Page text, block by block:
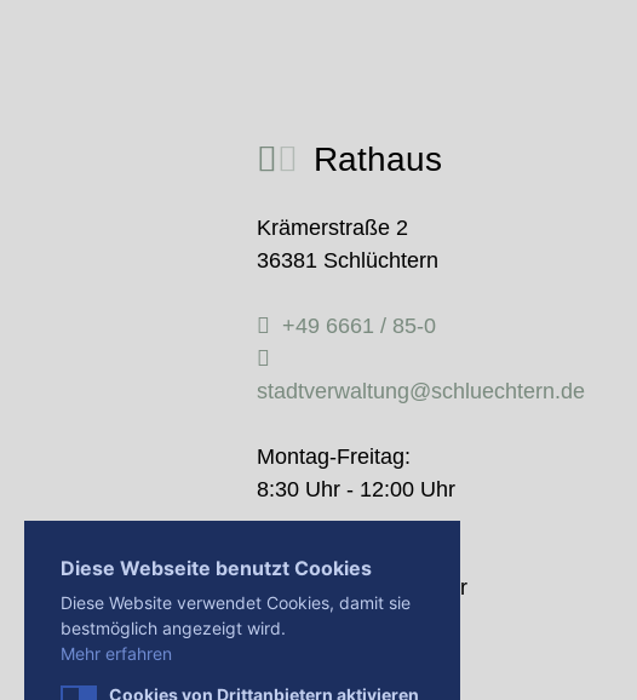
Rathaus
Krämerstraße 2
36381 Schlüchtern
+49 6661 / 85-0
stadtverwaltung@schluechtern.de
Montag-Freitag:
8:30 Uhr - 12:00 Uhr
Donnerstag:
14:00 Uhr - 18:00 Uhr
Diese Webseite benutzt Cookies
Diese Website verwendet Cookies, damit sie
bestmöglich angezeigt wird.
Mehr erfahren
Cookies von Drittanbietern aktivieren